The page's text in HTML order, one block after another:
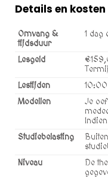
Details en kosten
Omvang &
tijdsduur
1 dag
Lesgeld
Lestijden
Modellen
Je
Studiebelasting
Niveau
De